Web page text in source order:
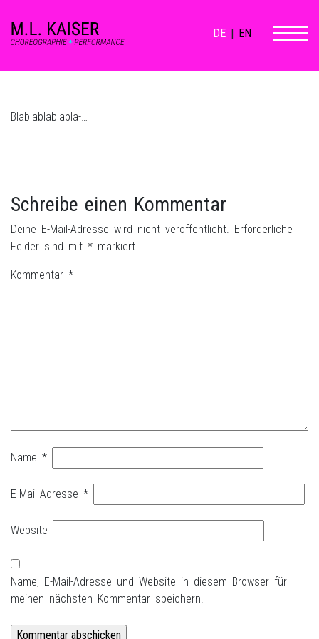
DE | EN
Blablablablabla-…
Schreibe einen Kommentar
Deine E-Mail-Adresse wird nicht veröffentlicht. Erforderliche
Felder sind mit * markiert
Kommentar *
Name *
E-Mail-Adresse *
Website
Name, E-Mail-Adresse und Website in diesem Browser für
meinen nächsten Kommentar speichern.